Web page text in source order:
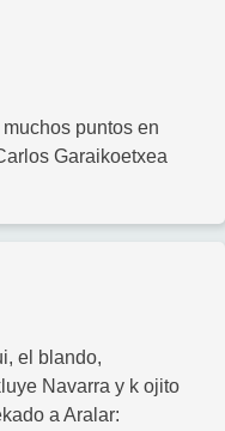
puntos en
Garaikoetxea
el blando,
Navarra y k ojito
a Aralar: